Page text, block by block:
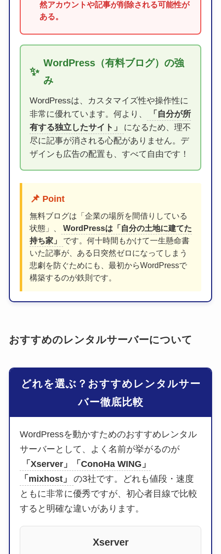
然アカウントや記事が削除される可能性が
ある。
✨
WordPress（有料ブログ）の強
み
WordPressは、カスタマイズ性や操作性に
非常に優れています。何より、
「自分が所
有する独立したサイト」
になるため、理不
尽に記事が消される心配がありません。デ
ザインも広告の配置も、すべて自由です！
📌 Point
無料ブログは「企業の場所を間借りしている
状態」、
WordPressは「自分の土地に建てた
持ち家」
です。何十時間もかけて一生懸命書
いた記事が、ある日突然ゼロになってしまう
悲劇を防ぐためにも、最初からWordPressで
構築するのが鉄則です。
おすすめのレンタルサーバーについて
どれを選ぶ？おすすめレンタルサー
バー徹底比較
WordPressを動かすためのおすすめレンタル
サーバーとして、よく名前が挙がるのが
「Xserver」「ConoHa WING」
「mixhost」
の3社です。どれも値段・速度
ともに非常に優秀ですが、初心者目線で比較
すると明確な違いがあります。
Xserver